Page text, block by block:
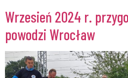
Wrzesień 2024 r.
powodzi Wrocław